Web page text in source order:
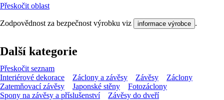
Přeskočit oblast
Zodpovědnost za bezpečnost výrobku viz informace výrobce .
Další kategorie
Přeskočit seznam
Interiérové dekorace
Záclony a závěsy Závěsy
Záclony
Zatemňovací závěsy
Japonské stěny
Fotozáclony
Spony na závěsy a příslušenství
Závěsy do dveří